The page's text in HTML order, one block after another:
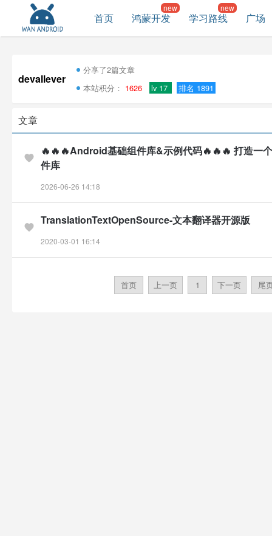
首页 鸿蒙开发 学习路线 广场
devallever
分享了2篇文章
本站积分： 1626 lv 17 排名 1891
文章
🔥🔥🔥Android基础组件库&示例代码🔥🔥🔥 打造一
件库
2026-06-26 14:18
TranslationTextOpenSource-文本翻译器开源版
2020-03-01 16:14
首页 上一页 1 下一页 尾